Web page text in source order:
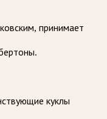
принимает
куклы